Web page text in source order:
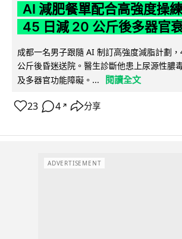
AI 減肥餐單配合高強度操
45 日減 20 公斤後多器官
成都一名男子跟隨 AI 制訂高強度減脂計劃
公斤後昏迷送院。醫生診斷他患上尿源性膿
及多器官功能障礙。...
閱讀全文
23 4 ↗ 分享
ADVERTISEMENT